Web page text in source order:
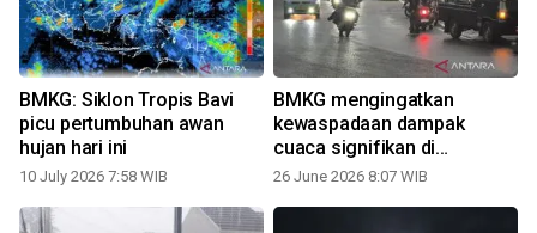
BMKG: Siklon Tropis Bavi
picu pertumbuhan awan
hujan hari ini
10 July 2026 7:58 WIB
BMKG mengingatkan
kewaspadaan dampak
cuaca signifikan di
Indonesia
26 June 2026 8:07 WIB